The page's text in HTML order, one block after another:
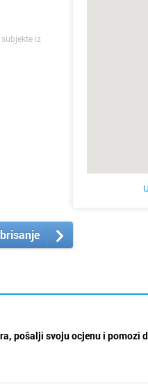
iz
pošalji svoju ocjenu i pomozi